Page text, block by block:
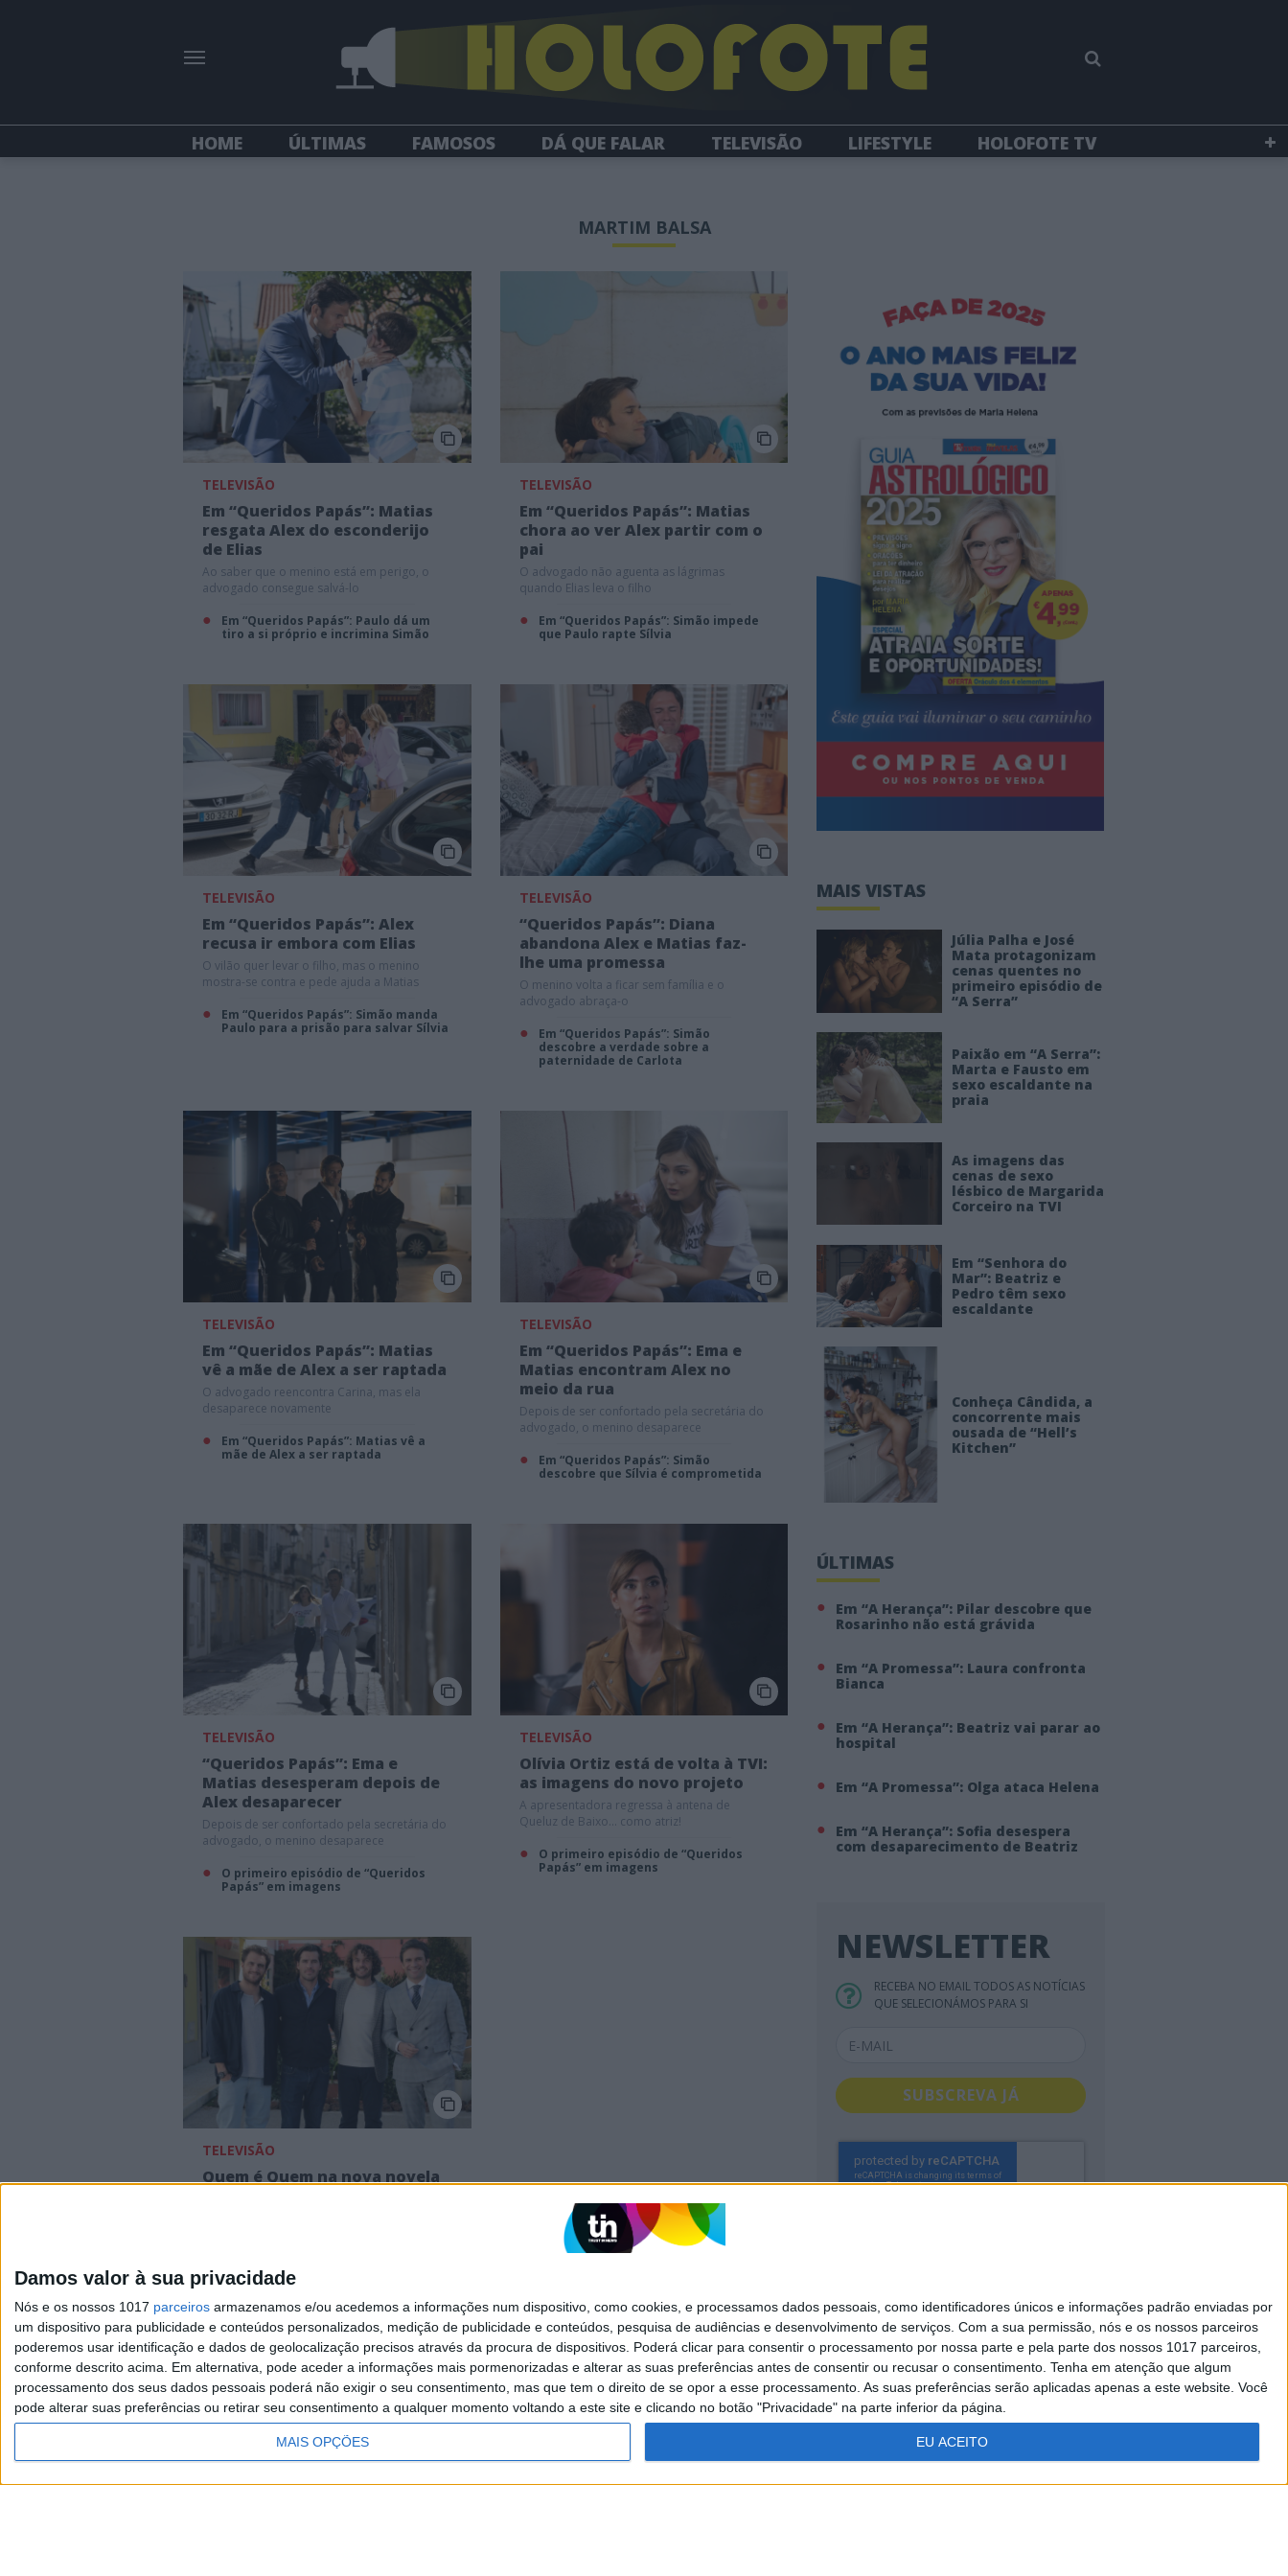
Damos valor à sua privacidade
Nós e os nossos 1017 parceiros armazenamos e/ou acedemos a informações num dispositivo, como cookies, e processamos dados pessoais, como identificadores únicos e informações padrão enviadas por
um dispositivo para publicidade e conteúdos personalizados, medição de publicidade e conteúdos, pesquisa de audiências e desenvolvimento de serviços. Com a sua permissão, nós e os nossos parceiros
poderemos usar identificação e dados de geolocalização precisos através da procura de dispositivos. Poderá clicar para consentir o processamento por nossa parte e pela parte dos nossos 1017 parceiros,
conforme descrito acima. Em alternativa, pode aceder a informações mais pormenorizadas e alterar as suas preferências antes de consentir ou recusar o consentimento. Tenha em atenção que algum
processamento dos seus dados pessoais poderá não exigir o seu consentimento, mas que tem o direito de se opor a esse processamento. As suas preferências serão aplicadas apenas a este website. Você
pode alterar suas preferências ou retirar seu consentimento a qualquer momento voltando a este site e clicando no botão "Privacidade" na parte inferior da página.
MAIS OPÇÕES EU ACEITO
HOME ÚLTIMAS FAMOSOS DÁ QUE FALAR TELEVISÃO LIFESTYLE
HOLOFOTE TV
MARTIM BALSA
TELEVISÃO
Em “Queridos Papás”: Matias
resgata Alex do esconderijo
de Elias
Ao saber que o menino está em perigo, o
advogado consegue salvá-lo
Em “Queridos Papás”: Paulo dá um
tiro a si próprio e incrimina Simão
TELEVISÃO
Em “Queridos Papás”: Matias
chora ao ver Alex partir com o
pai
O advogado não aguenta as lágrimas
quando Elias leva o filho
Em “Queridos Papás”: Simão impede
que Paulo rapte Sílvia
TELEVISÃO
Em “Queridos Papás”: Alex
recusa ir embora com Elias
O vilão quer levar o filho, mas o menino
mostra-se contra e pede ajuda a Matias
Em “Queridos Papás”: Simão manda
Paulo para a prisão para salvar Sílvia
TELEVISÃO
“Queridos Papás”: Diana
abandona Alex e Matias faz-
lhe uma promessa
O menino volta a ficar sem família e o
advogado abraça-o
Em “Queridos Papás”: Simão
descobre a verdade sobre a
paternidade de Carlota
TELEVISÃO
Em “Queridos Papás”: Matias
vê a mãe de Alex a ser raptada
O advogado reencontra Carina, mas ela
desaparece novamente
Em “Queridos Papás”: Matias vê a
mãe de Alex a ser raptada
TELEVISÃO
Em “Queridos Papás”: Ema e
Matias encontram Alex no
meio da rua
Depois de ser confortado pela secretária do
advogado, o menino desaparece
Em “Queridos Papás”: Simão
descobre que Sílvia é comprometida
TELEVISÃO
“Queridos Papás”: Ema e
Matias desesperam depois de
Alex desaparecer
Depois de ser confortado pela secretária do
advogado, o menino desaparece
O primeiro episódio de “Queridos
Papás” em imagens
TELEVISÃO
Olívia Ortiz está de volta à TVI:
as imagens do novo projeto
A apresentadora regressa à antena de
Queluz de Baixo... como atriz!
O primeiro episódio de “Queridos
Papás” em imagens
TELEVISÃO
Quem é Quem na nova novela
Atores de "Queridos Papás"
comentam cena em que ficam nus
MAIS VISTAS
Júlia Palha e José
Mata protagonizam
cenas quentes no
primeiro episódio de
“A Serra”
Paixão em “A Serra”:
Marta e Fausto em
sexo escaldante na
praia
As imagens das
cenas de sexo
lésbico de Margarida
Corceiro na TVI
Em “Senhora do
Mar”: Beatriz e
Pedro têm sexo
escaldante
Conheça Cândida, a
concorrente mais
ousada de “Hell’s
Kitchen”
ÚLTIMAS
Em “A Herança”: Pilar descobre que
Rosarinho não está grávida
Em “A Promessa”: Laura confronta
Bianca
Em “A Herança”: Beatriz vai parar ao
hospital
Em “A Promessa”: Olga ataca Helena
Em “A Herança”: Sofia desespera
com desaparecimento de Beatriz
NEWSLETTER
RECEBA NO EMAIL TODOS AS NOTÍCIAS
QUE SELECIONÁMOS PARA SI
SUBSCREVA JÁ
SITES DO GRUPO TRUST IN NEWS
Visão Activa Caras
Caras Decoração
Exame
Visão Júnior